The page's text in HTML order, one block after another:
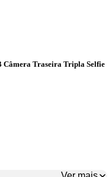
Câmera Traseira Tripla Selfie